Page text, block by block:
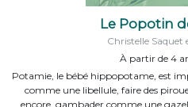
Le Popotin
Christelle Saquet
À partir de 4
Potamie, le bébé hippopotame, est
comme une libellule, faire des
encore, gambader comme une